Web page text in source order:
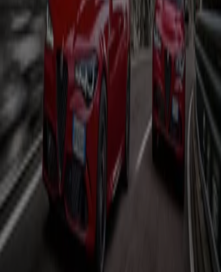
Schwamm SeifenblasenMetalldetektor Staubsauger
Auto, Motorrad und Werkstatt in
anderen Städten
Berlin Hamburg München
Frankfurt am
Bremen
Dresden
Nürnberg
Dortmund
Duisburg
Augsburg
Zeige mehr Städte
ist eine Kategorie, welche alle Geschäfte und
Händler vereint, welche sich sich umd die Instandhaltung
und Ausstattung deines
Autos und
Motorrades
kümmern. Die
KFZ-Ausstattersind in jeder Stadt
beheimatet und unentbehrlich um dein Auto in Schuss
zu halten. Außer den Prospekten der Fachhändler, unter
welchen die Angebote für
hervorstechen, findest du auch Prospekte von
Supermärkten, welche einen Teil ihres Sortiments dem
Automobil und Thema Motor generell widmen.
Siehe die Angebote der Auto, Motorrad und Werkstatt